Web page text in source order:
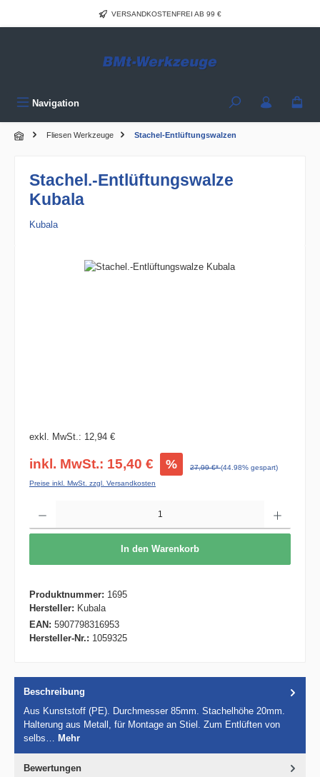
Zum Hauptinhalt springenVERSANDKOSTENFREI AB 99 €
Navigation
Fliesen Werkzeuge Stachel-Entlüftungswalzen
Stachel.-Entlüftungswalze
Kubala
Kubala
Bildergalerie überspringen
exkl. MwSt.: 12,94 €
inkl. MwSt.: 15,40 € % 27,99 €*(44.98% gespart)
Preise inkl. MwSt. zzgl. Versandkosten
In den Warenkorb
Produktnummer: 1695
Hersteller: Kubala
EAN: 5907798316953
Hersteller-Nr.: 1059325
Beschreibung
Aus Kunststoff (PE). Durchmesser 85mm. Stachelhöhe 20mm.
Halterung aus Metall, für Montage an Stiel. Zum Entlüften von
selbs…
Mehr
Bewertungen